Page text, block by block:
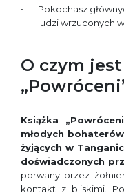
Pokochasz
ludzi wrzuconych
O czym
Książka
młodych
żyjących w
doświadczonych
porwany przez
kontakt z bliskimi.